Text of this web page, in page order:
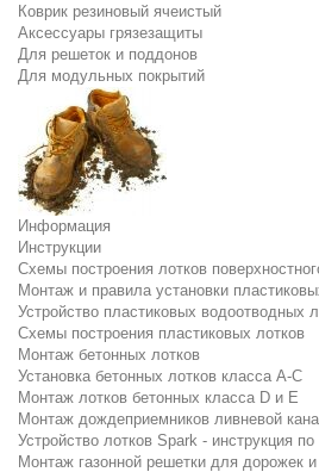
Коврик резиновый ячеистый
Аксессуары грязезащиты
Для решеток и поддонов
Для модульных покрытий
Информация
Инструкции
Схемы построения лотков
Монтаж и правила установки
Устройство пластиковых водоотводных
Схемы построения пластиковых лотков
Монтаж бетонных лотков
Установка бетонных лотков класса A-C
Монтаж лотков бетонных класса D и E
Монтаж дождеприемников ливневой
Устройство лотков Spark - инструкция
Монтаж газонной решетки для дорожек и